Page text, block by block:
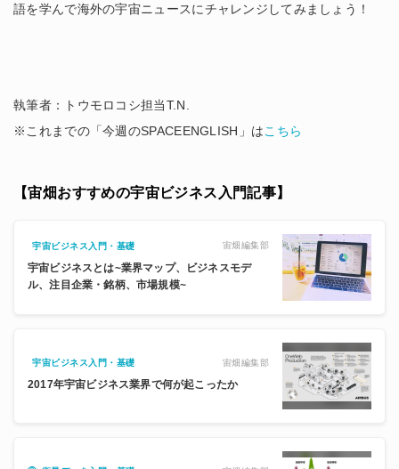
語を学んで海外の宇宙ニュースにチャレンジしてみましょう！
執筆者：トウモロコシ担当T.N.
※これまでの「今週のSPACEENGLISH」はこちら
【宙畑おすすめの宇宙ビジネス入門記事】
宇宙ビジネス入門・基礎 宙畑編集部
宇宙ビジネスとは~業界マップ、ビジネスモデ
ル、注目企業・銘柄、市場規模~
宇宙ビジネス入門・基礎 宙畑編集部
2017年宇宙ビジネス業界で何が起こったか